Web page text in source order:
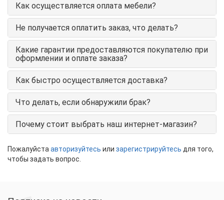
Как осуществляется оплата мебели?
Не получается оплатить заказ, что делать?
Какие гарантии предоставляются покупателю при
оформлении и оплате заказа?
Как быстро осуществляется доставка?
Что делать, если обнаружили брак?
Почему стоит выбрать наш интернет-магазин?
Пожалуйста авторизуйтесь или зарегистрируйтесь для того,
чтобы задать вопрос.